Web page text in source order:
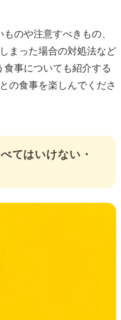
のや注意すべきもの、
まった場合の対処法など
事についても紹介する
の食事を楽しんでくださ
てはいけない・